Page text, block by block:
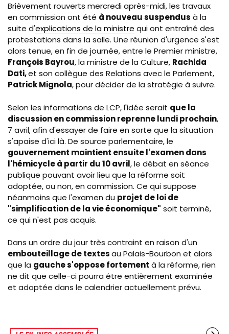
Brièvement rouverts mercredi après-midi, les travaux
en commission ont été à nouveau suspendus à la
suite d'explications de la ministre qui ont entraîné des
protestations dans la salle. Une réunion d'urgence s'est
alors tenue, en fin de journée, entre le Premier ministre,
François Bayrou, la ministre de la Culture, Rachida
Dati,et son collègue des Relations avec le Parlement,
Patrick Mignola, pour décider de la stratégie à suivre.
Selon les informations de LCP, l'idée serait que la
discussion en commission reprenne lundi prochain,
7 avril, afin d'essayer de faire en sorte que la situation
s'apaise d'ici là. De source parlementaire, le
gouvernement maintient ensuite l'examen dans
l'hémicycle à partir du 10 avril, le débat en séance
publique pouvant avoir lieu que la réforme soit
adoptée, ou non, en commission. Ce qui suppose
néanmoins que l'examen du projet de loi de
"simplification de la vie économique" soit terminé,
ce qui n'est pas acquis.
Dans un ordre du jour très contraint en raison d'un
embouteillage de textesau Palais-Bourbon et alors
que la gauche s'oppose fortement à la réforme, rien
ne dit que celle-ci pourra être entièrement examinée
et adoptée dans le calendrier actuellement prévu.